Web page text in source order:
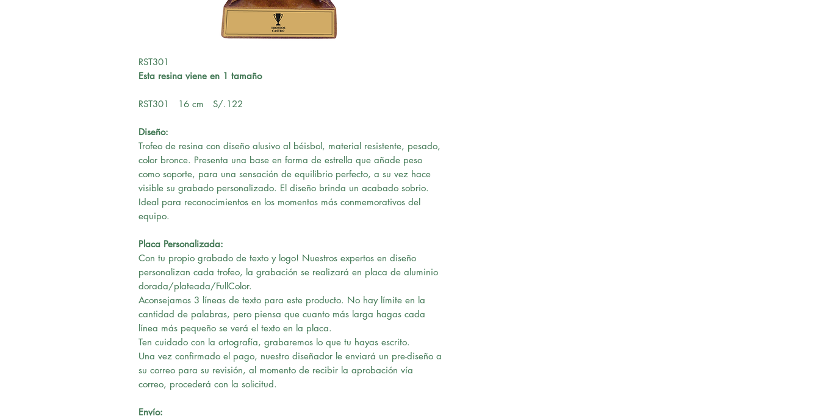
RST301
Esta resina viene en 1 tamaño
RST301 16 cm S/.122
Diseño:
Trofeo de resina con diseño alusivo al béisbol, material resistente, pesado,
color bronce. Presenta una base en forma de estrella que añade peso
como soporte, para una sensación de equilibrio perfecto, a su vez hace
visible su grabado personalizado. El diseño brinda un acabado sobrio.
Ideal para reconocimientos en los momentos más conmemorativos del
equipo.
Placa Personalizada:
Con tu propio grabado de texto y logo! Nuestros expertos en diseño
personalizan cada trofeo, la grabación se realizará en placa de aluminio
dorada/plateada/FullColor.
Aconsejamos 3 líneas de texto para este producto. No hay límite en la
cantidad de palabras, pero piensa que cuanto más larga hagas cada
línea más pequeño se verá el texto en la placa.
Ten cuidado con la ortografía, grabaremos lo que tu hayas escrito.
Una vez confirmado el pago, nuestro diseñador le enviará un pre-diseño a
su correo para su revisión, al momento de recibir la aprobación vía
correo, procederá con la solicitud.
Envío: